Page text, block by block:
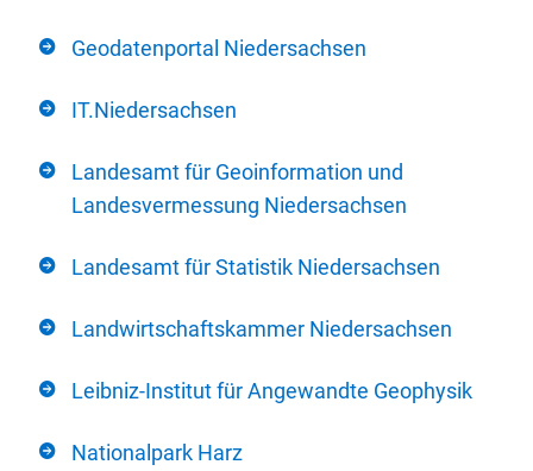
Geodatenportal Niedersachsen
IT.Niedersachsen
Landesamt für Geoinformation und
Landesvermessung Niedersachsen
Landesamt für Statistik Niedersachsen
Landwirtschaftskammer Niedersachsen
Leibniz-Institut für Angewandte Geophysik
Nationalpark Harz